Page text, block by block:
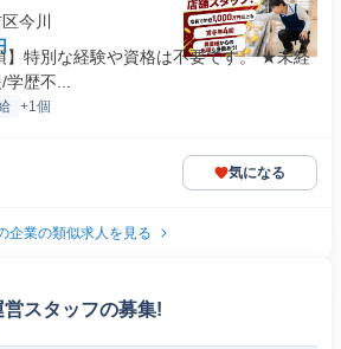
今川
】特別な経験や資格は不要です。 ★未経
歴不...
+1個
気になる
企業の類似求人を見る
スタッフの募集!